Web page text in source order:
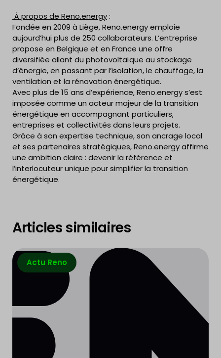
À propos de Reno.energy:
Fondée en 2009 à Liège, Reno.energy emploie
aujourd’hui plus de 250 collaborateurs. L’entreprise
propose en Belgique et en France une offre
diversifiée allant du photovoltaïque au stockage
d’énergie, en passant par l’isolation, le chauffage, la
ventilation et la rénovation énergétique.
Avec plus de 15 ans d’expérience, Reno.energy s’est
imposée comme un acteur majeur de la transition
énergétique en accompagnant particuliers,
entreprises et collectivités dans leurs projets.
Grâce à son expertise technique, son ancrage local
et ses partenaires stratégiques, Reno.energy affirme
une ambition claire : devenir la référence et
l’interlocuteur unique pour simplifier la transition
énergétique.
Articles similaires
Actu Reno